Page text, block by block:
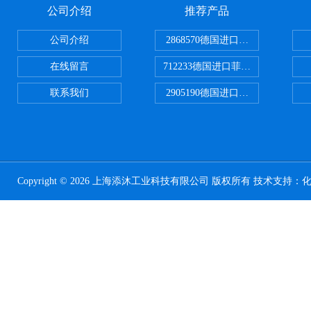
公司介绍
公司介绍
在线留言
联系我们
推荐产品
2868570德国进口菲尼克斯电源
712233德国进口菲尼克斯断路器
2905190德国进口菲尼克斯继电器
Copyright © 2026 上海添沐工业科技有限公司 版权所有 技术支持：